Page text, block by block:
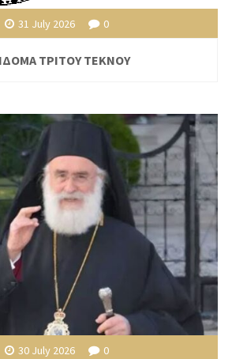
31 July 2026 0
ΤΡΙΤΟΥ ΤΕΚΝΟΥ
30 July 2026 0